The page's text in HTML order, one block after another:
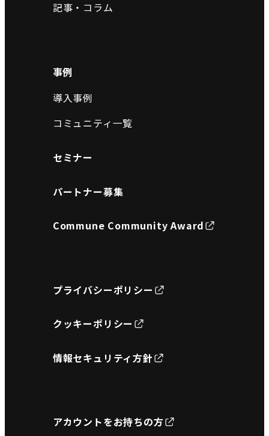
記事・コラム
事例
導入事例
コミュニティ一覧
セミナー
パートナー募集
Commune Community Award
プライバシーポリシー
クッキーポリシー
情報セキュリティ方針
アカウントをお持ちの方